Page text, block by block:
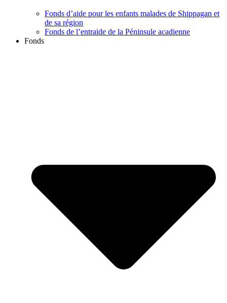
Fonds d’aide pour les enfants malades de Shippagan et
de sa région
Fonds de l’entraide de la Péninsule acadienne
Fonds